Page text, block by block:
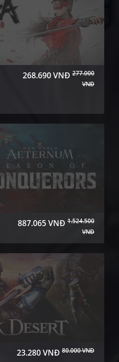
268.690 VNĐ 277.000
VNĐ
887.065 VNĐ 1.524.500
VNĐ
23.280 VNĐ 80.000 VNĐ